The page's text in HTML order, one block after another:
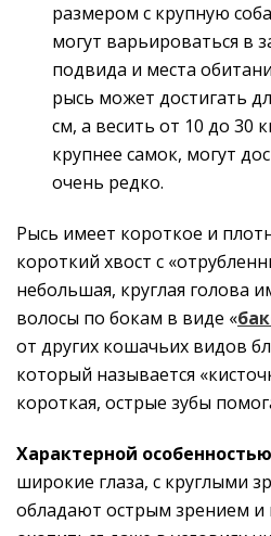
размером с крупную
могут варьироваться в
подвида и места
рысь может достигать
см, а весить от 10 до 30
крупнее самок, могут
очень редко.
Рысь имеет короткое и
короткий хвост с
небольшая, круглая голова
волосы по бокам в виде «
от других кошачьих видов
который называется
короткая, острые зубы
Характерной
широкие глаза, с круглыми
обладают острым зрением и